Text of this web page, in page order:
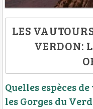
LES
VERDON:
Quelles espèces
les Gorges du